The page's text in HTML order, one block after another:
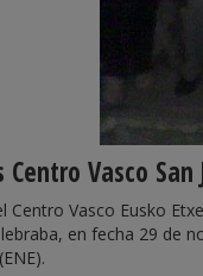
Vasco San
Centro Vasco Eusko
en fecha 29 de